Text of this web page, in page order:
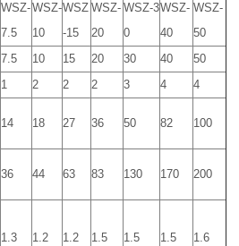
WSZ-
7.5
WSZ-
10
WSZ
-15
WSZ-
20
WSZ-3
0
WSZ-
40
WSZ-
50
7.5 10 15 20 30 40
50
1 2 2 2 3 4
4
14 18 27 36 50 82 100
36 44 63 83 130 170 200
1.3 1.2 1.2 1.5 1.5 1.5 1.6